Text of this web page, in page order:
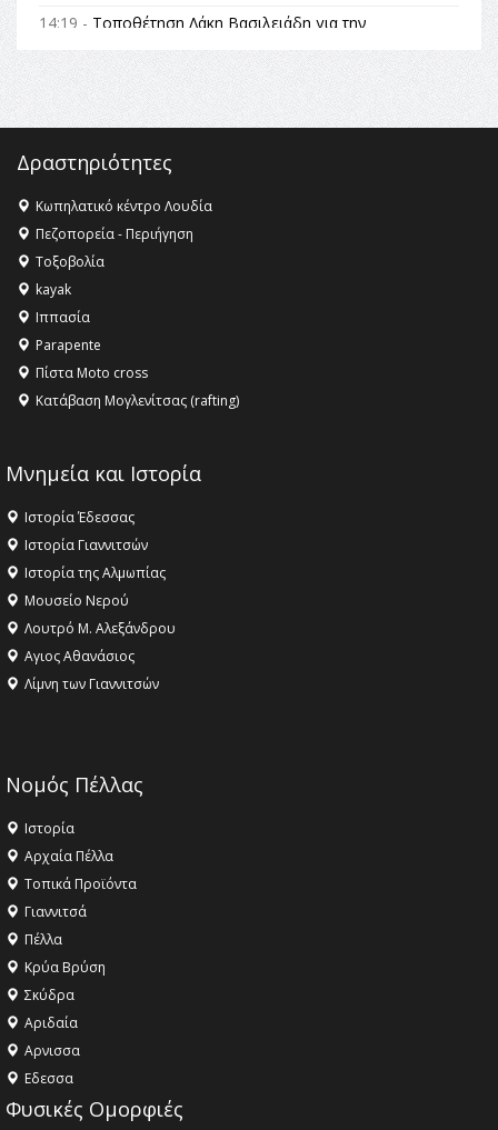
14:19 - Τοποθέτηση Λάκη Βασιλειάδη για την
Αναθεώρηση του Συντάγματος: «Σε τέτοιες κορυφαίες
θεσμικές διαδικασίες υπάρχει μόνο η ευθύνη απέναντι
στις επόμενες γενιές»
16:35 -Το πρόγραμμα του ΠΑΟΚ στον δεύτερο γύρο του
16:27 - Όλυμπος: Εντάχθηκε στον Κατάλογο Παγκόσμιας
Κληρονομιάς της UNESCO – Ομόφωνη η απόφαση Ο
Όλυμπος αναγνωρίστηκε ως φυσικό και πολιτιστικό
αγαθό εξέχουσας οικουμενικής αξίας για την
ανθρωπότητα
16:18 -
ΣΤΗΝ ΕΔΕΣΣΑ
Δραστηριότητες
Κωπηλατικό κέντρο Λουδία
Πεζοπορεία - Περιήγηση
Τοξοβολία
kayak
Ιππασία
Parapente
Πίστα Moto cross
Κατάβαση Μογλενίτσας (rafting)
Μνημεία και Ιστορία
Ιστορία Έδεσσας
Ιστορία Γιαννιτσών
Ιστορία της Αλμωπίας
Μουσείο Νερού
Λουτρό Μ. Αλεξάνδρου
Αγιος Αθανάσιος
Λίμνη των Γιαννιτσών
Νομός Πέλλας
Ιστορία
Αρχαία Πέλλα
Τοπικά Προϊόντα
Γιαννιτσά
Πέλλα
Κρύα Βρύση
Σκύδρα
Αριδαία
Aρνισσα
Eδεσσα
Φυσικές Ομορφιές